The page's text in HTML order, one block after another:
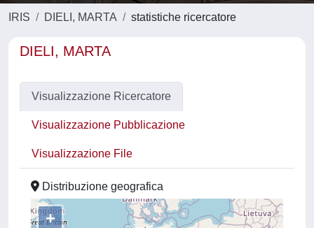
IRIS DIELI, MARTA statistiche ricercatore
DIELI, MARTA
Visualizzazione Ricercatore
Visualizzazione Pubblicazione
Visualizzazione File
Distribuzione geografica
+